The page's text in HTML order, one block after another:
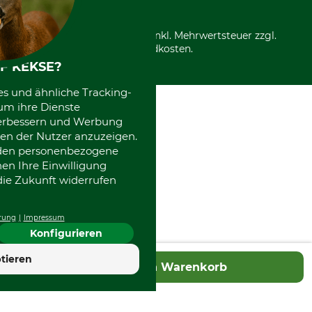
In den Warenkorb
*Alle Preise in Euro und inkl. Mehrwertsteuer zzgl.
Versandkosten.
KEKSE?
und ähnliche Tracking-
ihre Dienste
und Werbung
der Nutzer anzuzeigen.
personenbezogene
Ihre Einwilligung
Zukunft widerrufen
Impressum
Konfigurieren